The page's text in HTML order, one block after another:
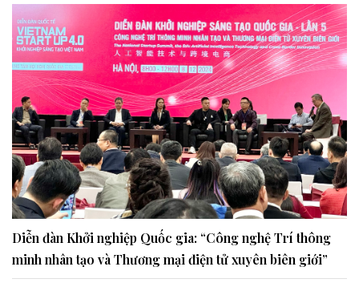
Diễn đàn Khởi nghiệp Quốc gia: “Công nghệ Trí thông
minh nhân tạo và Thương mại điện tử xuyên biên giới”